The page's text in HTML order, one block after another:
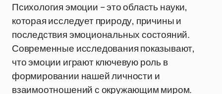
Психология эмоции – это область науки,
которая исследует природу, причины и
последствия эмоциональных состояний.
Современные исследования показывают,
что эмоции играют ключевую роль в
формировании нашей личности и
взаимоотношений с окружающим миром.